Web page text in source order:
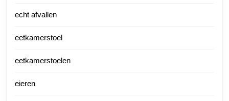
echt afvallen
eetkamerstoel
eetkamerstoelen
eieren